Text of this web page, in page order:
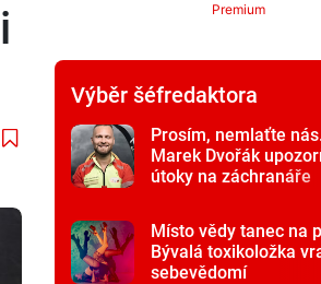
Premium
Výběr šéfredaktora
Prosím, nemlaťte
Marek Dvořák
útoky na záchranáře
Místo vědy tanec na
Bývalá toxikoložka
sebevědomí